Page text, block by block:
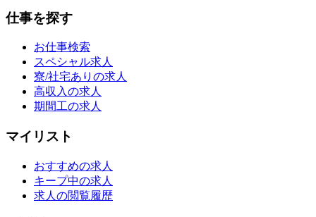
仕事を探す
お仕事検索
スペシャル求人
寮/社宅ありの求人
高収入の求人
期間工の求人
マイリスト
おすすめの求人
キープ中の求人
求人の閲覧履歴